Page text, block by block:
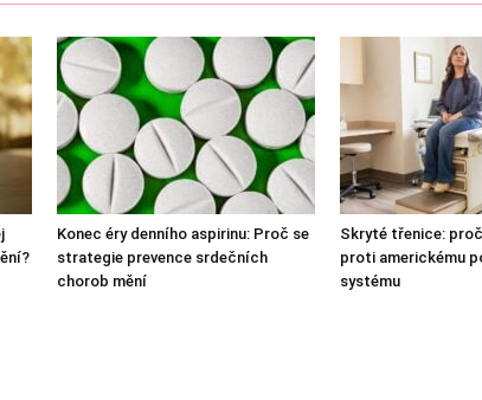
Konec éry denního aspirinu: Proč se
strategie prevence srdečních
chorob mění
Skryté třenice:
proti americkému
systému